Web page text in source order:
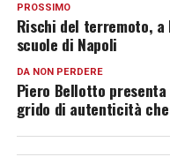
PROSSIMO
Rischi del terremoto,
scuole di Napoli
DA NON PERDERE
Piero Bellotto
grido di autenticità